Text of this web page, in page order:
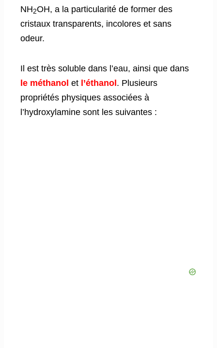
NH2OH, a la particularité de former des
cristaux transparents, incolores et sans
odeur.
Il est très soluble dans l’eau, ainsi que dans
le méthanol et l’éthanol. Plusieurs
propriétés physiques associées à
l’hydroxylamine sont les suivantes :